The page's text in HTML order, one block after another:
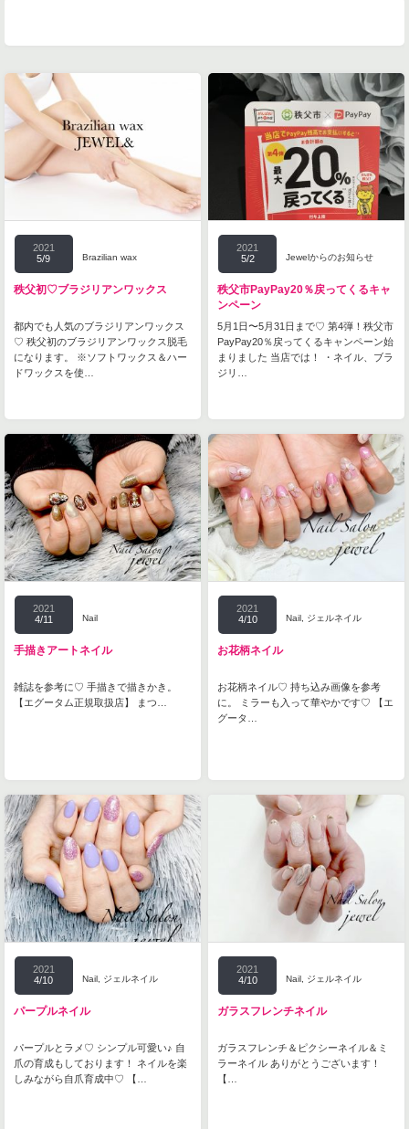
2021
5/9
Brazilian wax
秩父初♡ブラジリアンワックス
都内でも人気のブラジリアンワックス
♡ 秩父初のブラジリアンワックス脱毛
になります。 ※ソフトワックス＆ハー
ドワックスを使…
2021
5/2
Jewelからのお知らせ
秩父市PayPay20％戻ってくるキャ
ンペーン
5月1日〜5月31日まで♡ 第4弾！秩父市
PayPay20％戻ってくるキャンペーン始
まりました 当店では！ ・ネイル、ブラ
ジリ…
2021
4/11
Nail
手描きアートネイル
雑誌を参考に♡ 手描きで描きかき。
【エグータム正規取扱店】 まつ…
2021
4/10
Nail ジェルネイル
お花柄ネイル
お花柄ネイル♡ 持ち込み画像を参考
に。 ミラーも入って華やかです♡ 【エ
グータ…
2021
4/10
Nail ジェルネイル
パープルネイル
パープルとラメ♡ シンプル可愛い♪ 自
爪の育成もしております！ ネイルを楽
しみながら自爪育成中♡ 【…
2021
4/10
Nail ジェルネイル
ガラスフレンチネイル
ガラスフレンチ＆ピクシーネイル＆ミ
ラーネイル ありがとうございます！
【…